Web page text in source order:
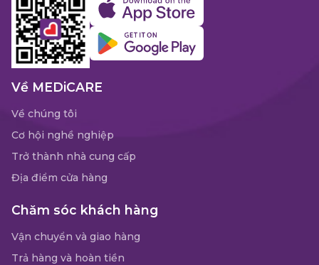
Về MEDiCARE
Về chúng tôi
Cơ hội nghề nghiệp
Trở thành nhà cung cấp
Địa điểm cửa hàng
Chăm sóc khách hàng
Vận chuyển và giao hàng
Trả hàng và hoàn tiền